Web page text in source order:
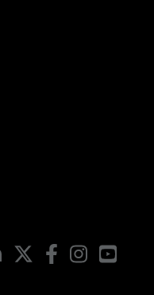
LinkedIn FacebookInstagram